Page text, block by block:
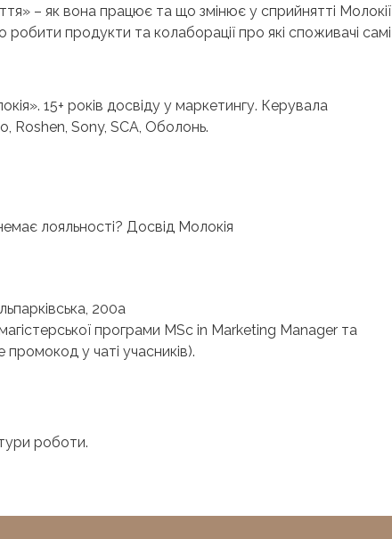
– як вона працює та що змінює у сприйнятті Молокії
продукти та колаборації про які споживачі самі
15+ років досвіду у маркетингу. Керувала
Roshen, Sony, SCA, Оболонь.
лояльності? Досвід Молокія
200а
програми MSc in Marketing Manager та
у чаті учасників).
роботи.